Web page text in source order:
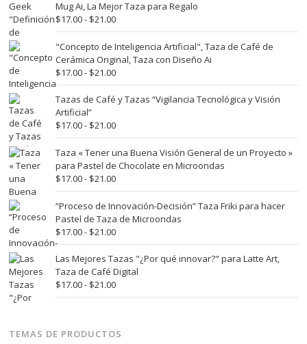
desde
$17.00
hasta
$21.00
Mug Ai, La Mejor Taza para Regalo
$17.00- $21.00Rango
de
precios:
desde
$17.00
hasta
$21.00
"Concepto de Inteligencia Artificial", Taza de Café de
Cerámica Original, Taza con Diseño Ai
$17.00- $21.00Rango
de
precios:
$17.00
hasta
$21.00
Tazas de Café y Tazas “Vigilancia Tecnológica y Visión
Artificial”
$17.00- $21.00Rango
de
precios:
desde
$17.00
hasta
$21.00
Taza « Tener una Buena Visión General de un Proyecto »
para Pastel de Chocolate en Microondas
$17.00- $21.00Rango
de
precios:
desde
$17.00
hasta
$21.00
“Proceso de Innovación-Decisión” Taza Friki para hacer
Pastel de Taza de Microondas
$17.00- $21.00Rango
de
precios:
desde
$17.00
hasta
Las Mejores Tazas "¿Por qué innovar?" para Latte Art,
Taza de Café Digital
$17.00- $21.00Rango
de
$17.00
TEMAS DE PRODUCTOS